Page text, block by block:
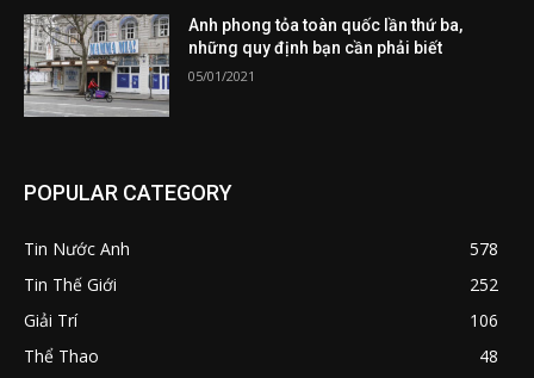
Anh phong tỏa toàn quốc lần thứ ba,
những quy định bạn cần phải biết
05/01/2021
POPULAR CATEGORY
Tin Nước Anh
578
Tin Thế Giới
252
Giải Trí
106
Thể Thao
48